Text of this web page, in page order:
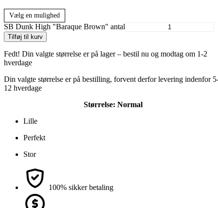
Vælg en mulighed
SB Dunk High "Baraque Brown" antal
Tilføj til kurv
Fedt! Din valgte størrelse er på lager – bestil nu og modtag om 1-2
hverdage
Din valgte størrelse er på bestilling, forvent derfor levering indenfor
12 hverdage
Størrelse: Normal
Lille
Perfekt
Stor
100% sikker betaling